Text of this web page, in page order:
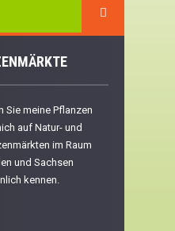
Sie meine Pflanzen
auf Natur- und
im Raum
und Sachsen
kennen.